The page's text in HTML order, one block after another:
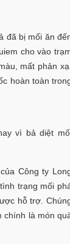
đã bị mối ăn
cho vào
mất phản
hoàn toàn
vì bả diệt
của Công ty
trạng mối
hỗ trợ.
chính là món